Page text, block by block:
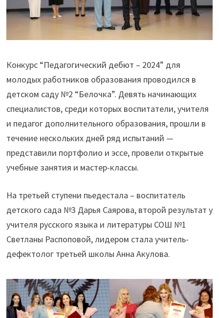
Конкурс “Педагогический дебют – 2024” для
молодых работников образования проводился в
детском саду №2 “Белочка”. Девять начинающих
специалистов, среди которых воспитатели, учителя
и педагог дополнительного образования, прошли в
течение нескольких дней ряд испытаний —
представили портфолио и эссе, провели открытые
учебные занятия и мастер-классы.
На третьей ступени пьедестала – воспитатель
детского сада №3 Дарья Саярова, второй результат у
учителя русского языка и литературы СОШ №1
Светланы Распоповой, лидером стала учитель-
дефектолог третьей школы Анна Акулова.